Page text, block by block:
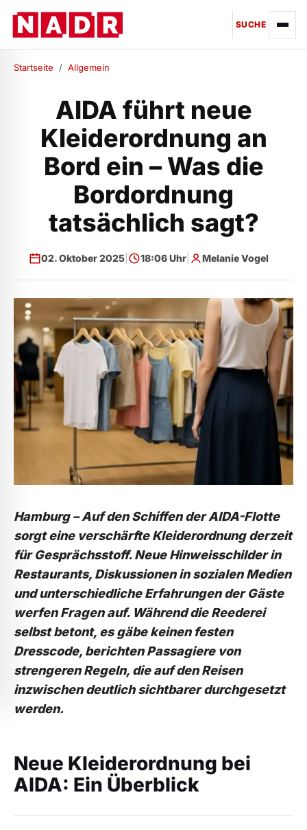
SUCHE
Startseite / Allgemein
AIDA führt neue
Kleiderordnung an
Bord ein – Was die
Bordordnung
tatsächlich sagt?
02. Oktober 2025| 18:06 Uhr| Melanie Vogel
Hamburg – Auf den Schiffen der AIDA-Flotte
sorgt eine verschärfte Kleiderordnung derzeit
für Gesprächsstoff. Neue Hinweisschilder in
Restaurants, Diskussionen in sozialen Medien
und unterschiedliche Erfahrungen der Gäste
werfen Fragen auf. Während die Reederei
selbst betont, es gäbe keinen festen
Dresscode, berichten Passagiere von
strengeren Regeln, die auf den Reisen
inzwischen deutlich sichtbarer durchgesetzt
werden.
Neue Kleiderordnung bei
AIDA: Ein Überblick